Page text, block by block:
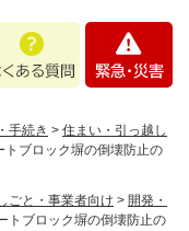
・
手続き > 住まい・引っ越し
トブロック塀の倒壊防止の
ごと・事業者向け > 開発・
トブロック塀の倒壊防止の